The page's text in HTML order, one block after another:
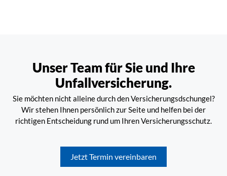
Unser Team für Sie und Ihre
Unfallversicherung.
Sie möchten nicht alleine durch den Versicherungsdschungel?
Wir stehen Ihnen persönlich zur Seite und helfen bei der
richtigen Entscheidung rund um Ihren Versicherungsschutz.
Jetzt Termin vereinbaren